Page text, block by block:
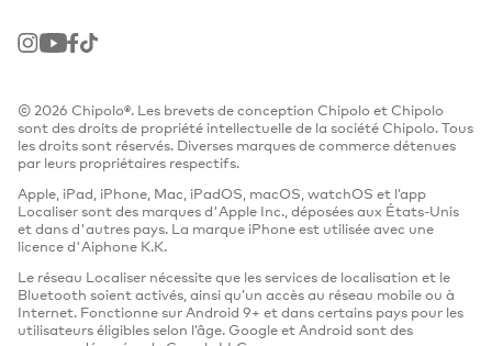
Instagram
YoutubeFacebook
TikTok
© 2026 Chipolo®. Les brevets de conception Chipolo et Chipolo
sont des droits de propriété intellectuelle de la société Chipolo. Tous
les droits sont réservés. Diverses marques de commerce détenues
par leurs propriétaires respectifs.
Apple, iPad, iPhone, Mac, iPadOS, macOS, watchOS et l’app
Localiser sont des marques d'Apple Inc., déposées aux États-Unis
et dans d'autres pays. La marque iPhone est utilisée avec une
licence d'Aiphone K.K.
Le réseau Localiser nécessite que les services de localisation et le
Bluetooth soient activés, ainsi qu’un accès au réseau mobile ou à
Internet. Fonctionne sur Android 9+ et dans certains pays pour les
utilisateurs éligibles selon l’âge. Google et Android sont des